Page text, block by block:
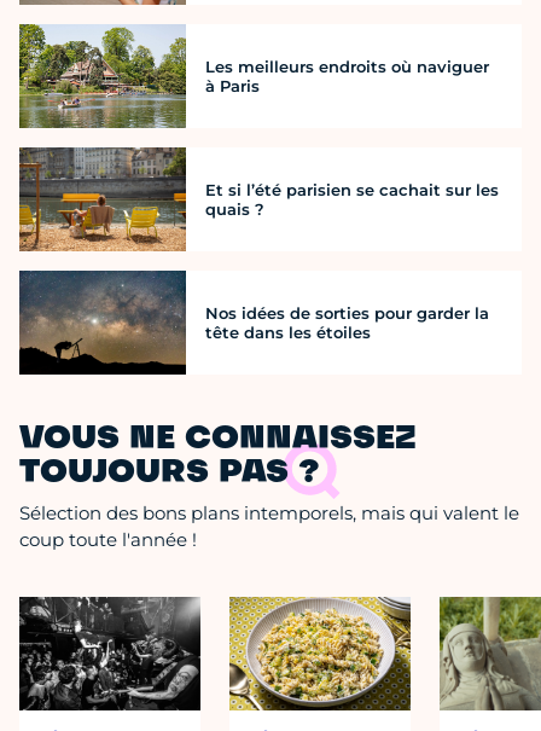
Les meilleurs endroits où naviguer
à Paris
Et si l’été parisien se cachait sur les
quais ?
Nos idées de sorties pour garder la
tête dans les étoiles
VOUS NE CONNAISSEZ
TOUJOURS PAS ?
Sélection des bons plans intemporels, mais qui valent le
coup toute l'année !